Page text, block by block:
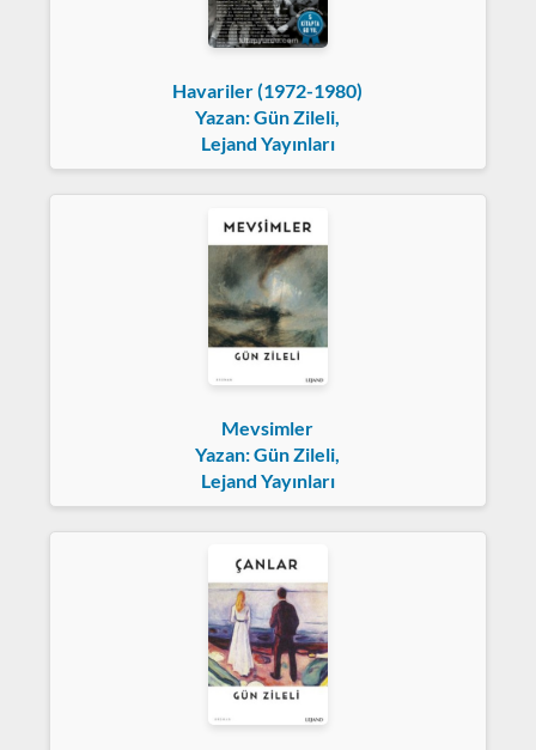
Havariler (1972-1980)
Yazan: Gün Zileli,
Lejand Yayınları
Mevsimler
Yazan: Gün Zileli,
Lejand Yayınları